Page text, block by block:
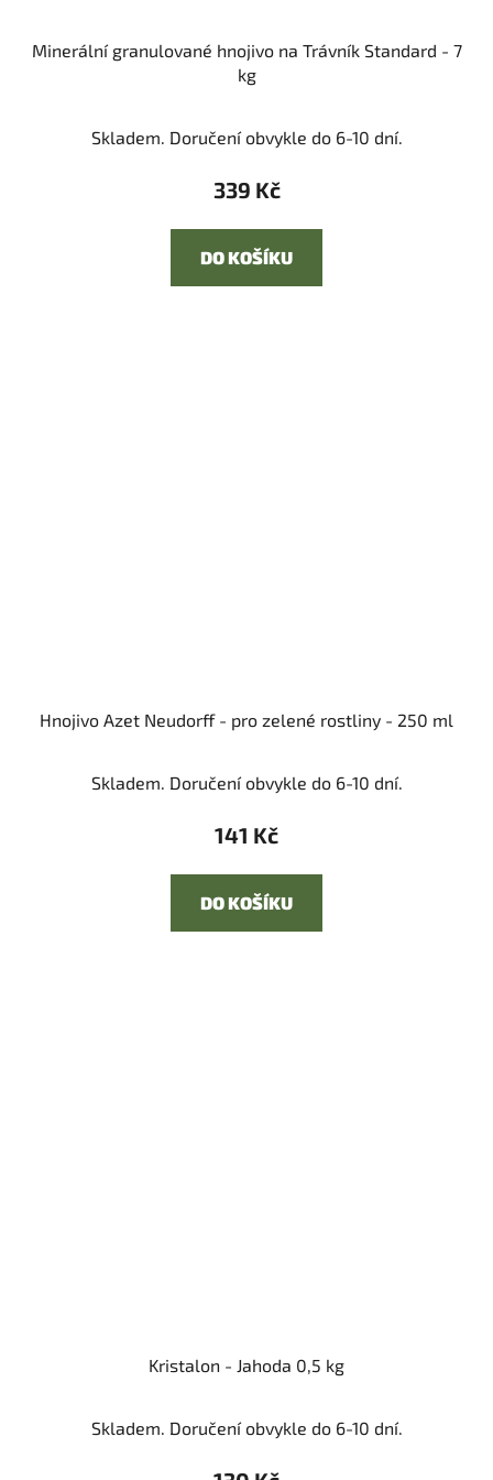
Minerální granulované hnojivo na Trávník Standard - 7
kg
Skladem. Doručení obvykle do 6-10 dní.
339 Kč
DO KOŠÍKU
Hnojivo Azet Neudorff - pro zelené rostliny - 250 ml
Skladem. Doručení obvykle do 6-10 dní.
141 Kč
DO KOŠÍKU
Kristalon - Jahoda 0,5 kg
Skladem. Doručení obvykle do 6-10 dní.